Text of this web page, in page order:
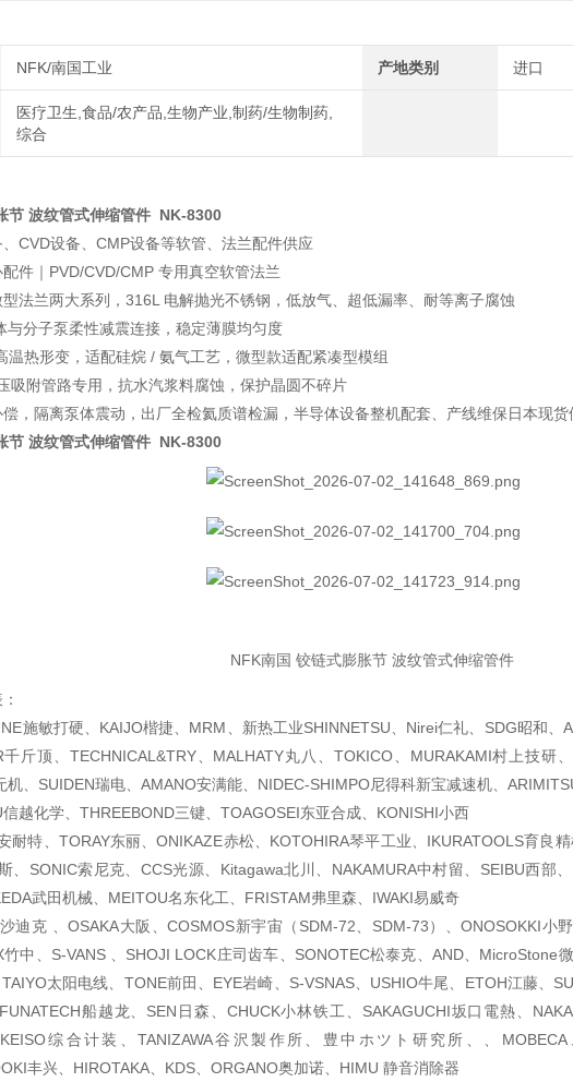
NFK/南国工业 产地类别 进口
医疗卫生,食品/农产品,生物产业,制药/生物制药,
综合
节 波纹管式伸缩管件 NK-8300
CVD设备、CMP设备等软管、法兰配件供应
件｜PVD/CVD/CMP 专用真空软管法兰
法兰两大系列，316L 电解抛光不锈钢，低放气、超低漏率、耐等离子腐蚀
与分子泵柔性减震连接，稳定薄膜均匀度
温热形变，适配硅烷 / 氨气工艺，微型款适配紧凑型模组
吸附管路专用，抗水汽浆料腐蚀，保护晶圆不碎片
，隔离泵体震动，出厂全检氦质谱检漏，半导体设备整机配套、产线维保日本现货
节 波纹管式伸缩管件 NK-8300
施敏打硬、KAIJO楷捷、MRM、新热工业SHINNETSU、Nirei仁礼、SDG昭和、
斤顶、TECHNICAL&TRY、MALHATY丸八、TOKICO、MURAKAMI村上技研
机、SUIDEN瑞电、AMANO安满能、NIDEC-SHIMPO尼得科新宝减速机、
越化学、THREEBOND三键、TOAGOSEI东亚合成、KONISHI小西
耐特、TORAY东丽、ONIKAZE赤松、KOTOHIRA琴平工业、IKURATOOLS育良
、SONIC索尼克、CCS光源、Kitagawa北川、NAKAMURA中村留、SEIBU西部
武田机械、MEITOU名东化工、FRISTAM弗里森、IWAKI易威奇
迪克 、OSAKA大阪、COSMOS新宇宙（SDM-72、SDM-73）、ONOSOKKI小
竹中、S-VANS 、SHOJI LOCK庄司齿车、SONOTEC松泰克、AND、MicroStone
太阳电线、TONE前田、EYE岩崎、S-VSNAS、USHIO牛尾、ETOH江藤、
船越龙、SEN日森、CHUCK小林铁工、SAKAGUCHI坂口電熱、
综合计装、TANIZAWA谷沢製作所、豊中ホツト研究所、、MOBECA
丰兴、HIROTAKA、KDS、ORGANO奥加诺、HIMU 静音消除器